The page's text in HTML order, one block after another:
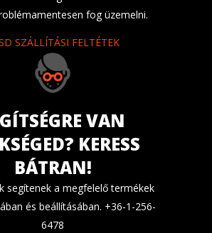
fog üzemelni.
SZÁLLÍTÁSI FELTÉTEK
VAN
KERESS
BÁTRAN!
segítenek a megfelelő termékek
és beállításában. +36-1-256-
6478